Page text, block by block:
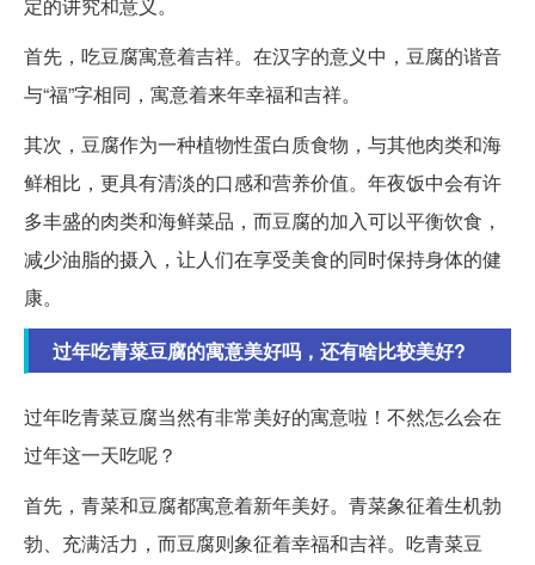
首先，吃豆腐寓意着吉祥。在汉字的意义中，豆腐的谐音
与“福”字相同，寓意着来年幸福和吉祥。
其次，豆腐作为一种植物性蛋白质食物，与其他肉类和海
鲜相比，更具有清淡的口感和营养价值。年夜饭中会有许
多丰盛的肉类和海鲜菜品，而豆腐的加入可以平衡饮食，
减少油脂的摄入，让人们在享受美食的同时保持身体的健
康。
过年吃青菜豆腐的寓意美好吗，还有啥比较美好?
过年吃青菜豆腐当然有非常美好的寓意啦！不然怎么会在
过年这一天吃呢？
首先，青菜和豆腐都寓意着新年美好。青菜象征着生机勃
勃、充满活力，而豆腐则象征着幸福和吉祥。吃青菜豆